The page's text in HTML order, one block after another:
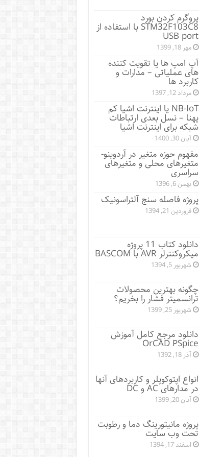
پروگرم کردن بورد
STM32F103C8 با استفاده از
USB port
مهر 18, 1399
آپ امپ ها یا تقویت کننده
های عملیاتی – مدارات و
کاربرد ها
مرداد 12, 1397
NB-IoT یا اینترنت اشیا کم
پهنا – نسل بعدی ارتباطات
شبکه برای اینترنت اشیا
آبان 30, 1400
مفهوم حوزه متغیر در آردوینو-
متغیرهای محلی و متغیرهای
سراسری
بهمن 6, 1396
پروژه فاصله سنج آلتراسونیک
فروردین 21, 1394
دانلود کتاب 11 پروژه
میکروکنترلر AVR با BASCOM
شهریور 5, 1394
چگونه بهترین محصولات
ترانسمیتر فشار را بخریم؟
شهریور 25, 1399
دانلود مرجع کامل آموزش
OrCAD PSpice
آذر 18, 1392
انواع اپتوکوپلر و کاربردهای آنها
در مدارهای AC و DC
آبان 20, 1399
پروژه مانيتورينگ دما و رطوبت
تحت وب سایت
اسفند 17, 1394